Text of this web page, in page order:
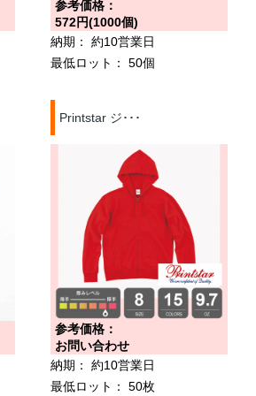
参考価格：
572円(1000個)
納期：
約10営業日
最低ロット：
50個
Printstar ジ･･･
参考価格：
お問い合わせ
納期：
約10営業日
最低ロット：
50枚